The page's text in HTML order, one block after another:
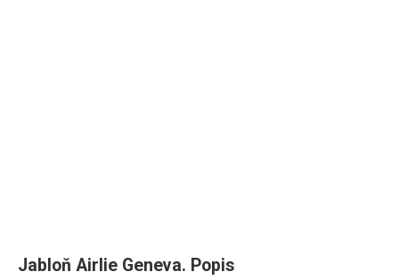
Jabloň Airlie Geneva. Popis